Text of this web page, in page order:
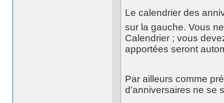
Le calendrier des
sur la gauche. Vous
Calendrier ; vous
apportées seront
Par ailleurs comme
d'anniversaires ne se